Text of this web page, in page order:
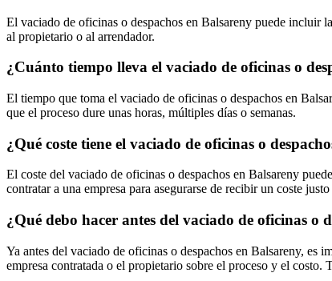
El vaciado de oficinas o despachos en Balsareny puede incluir
al propietario o al arrendador.
¿Cuánto tiempo lleva el vaciado de oficinas o
El tiempo que toma el vaciado de oficinas o despachos en
que el proceso dure unas horas, múltiples días o semanas.
¿Qué coste tiene el vaciado de oficinas o
El coste del vaciado de oficinas o despachos en Balsareny
contratar a una empresa para asegurarse de recibir un coste
¿Qué debo hacer antes del vaciado de oficinas o
Ya antes del vaciado de oficinas o despachos en Balsareny, es
empresa contratada o el propietario sobre el proceso y el costo.